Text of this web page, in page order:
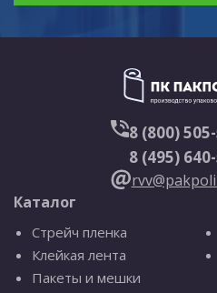
8 (800)
8 (495)
Каталог
Стрейч пленка
Клейкая лента
Пакеты и мешки